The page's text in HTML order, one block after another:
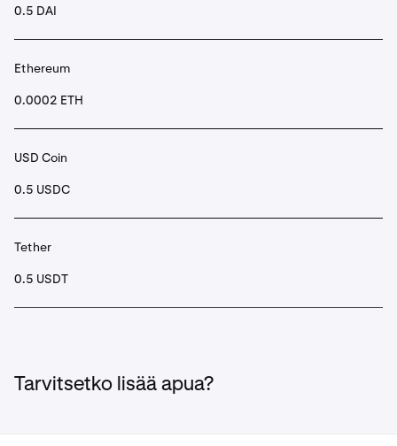
0.5 DAI
Ethereum
0.0002 ETH
USD Coin
0.5 USDC
Tether
0.5 USDT
Tarvitsetko lisää apua?